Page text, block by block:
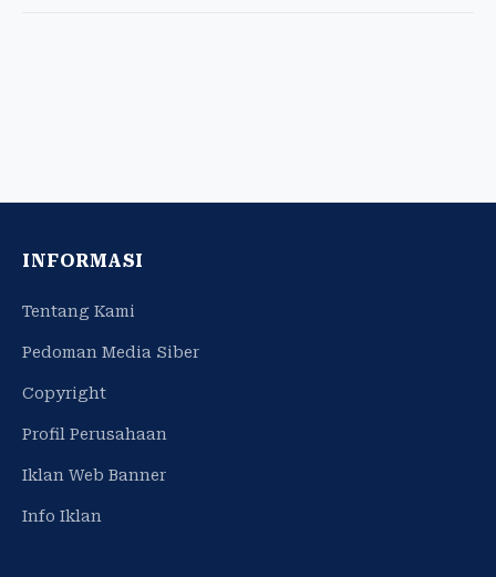
INFORMASI
Tentang Kami
Pedoman Media Siber
Copyright
Profil Perusahaan
Iklan Web Banner
Info Iklan